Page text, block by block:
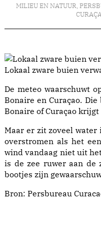
MILIEU EN NATUUR,
Lokaal zware buien
De meteo waarschuwt
Bonaire en Curaçao.
Bonaire of Curaçao
Maar er zit zoveel
overstromen als het
wind vandaag niet uit
is de zee ruwer aan de
bootjes zijn
Bron: Persbureau